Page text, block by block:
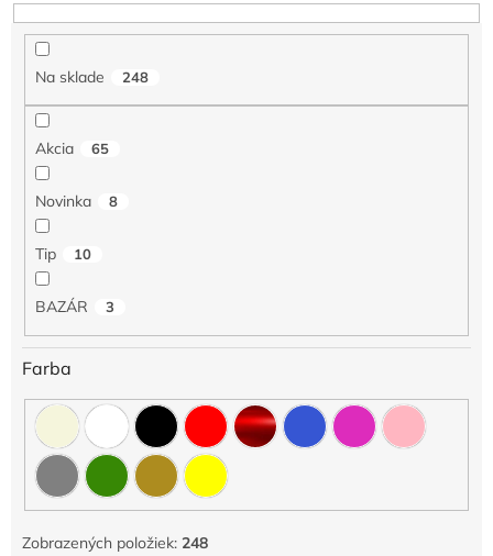
n
Na sklade 248
Akcia 65
Novinka 8
Tip 10
BAZÁR 3
Farba
Zobrazených položiek: 248